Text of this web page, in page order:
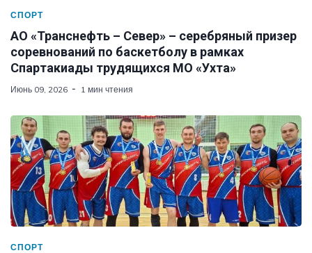
СПОРТ
АО «Транснефть – Север» – серебряный призер
соревнований по баскетболу в рамках
Спартакиады трудящихся МО «Ухта»
Июнь 09, 2026 1 мин чтения
СПОРТ